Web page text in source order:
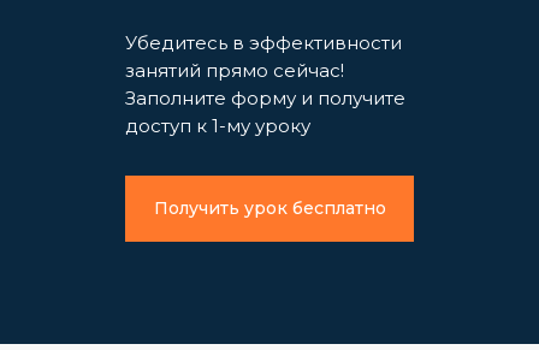
Убедитесь в эффективности
занятий прямо сейчас!
Заполните форму и получите
доступ к 1-му уроку
Получить урок бесплатно